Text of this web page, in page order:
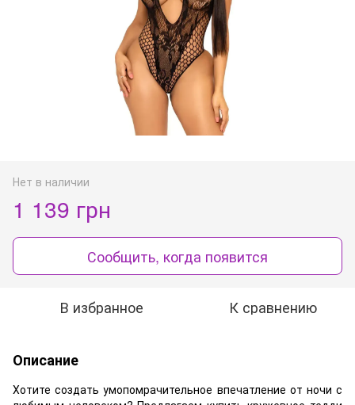
Нет в наличии
1 139 грн
Сообщить, когда появится
В избранное К сравнению
Описание
Хотите создать умопомрачительное впечатление от ночи с